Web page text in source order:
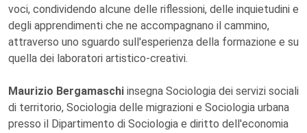
voci, condividendo alcune delle riflessioni, delle inquietudini e
degli apprendimenti che ne accompagnano il cammino,
attraverso uno sguardo sull'esperienza della formazione e su
quella dei laboratori artistico-creativi.
Maurizio Bergamaschi insegna Sociologia dei servizi sociali
di territorio, Sociologia delle migrazioni e Sociologia urbana
presso il Dipartimento di Sociologia e diritto dell'economia